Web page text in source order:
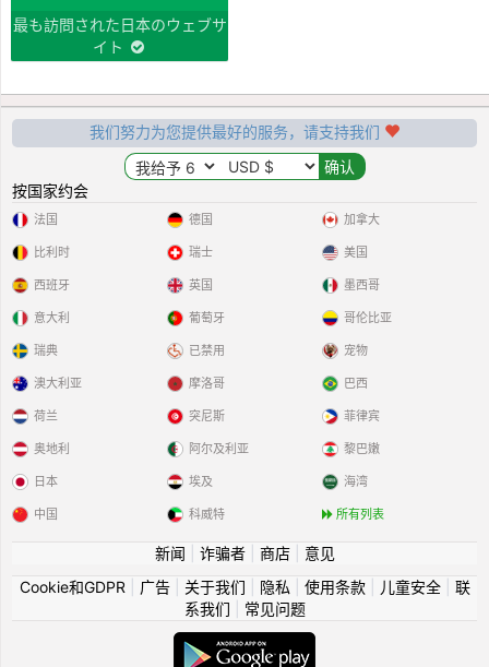
最も訪問された日本のウェブサ
イト
我们努力为您提供最好的服务，请支持我们
按国家约会
法国
比利时
西班牙
意大利
瑞典
德国
瑞士
英国
葡萄牙
已禁用
加拿大
美国
墨西哥
哥伦比亚
宠物
澳大利亚
荷兰
奥地利
日本
中国
摩洛哥
突尼斯
阿尔及利亚
埃及
科威特
巴西
菲律宾
黎巴嫩
海湾
所有列表
新闻 诈骗者| 商店| 意见
Cookie和GDPR
广告| 关于我们 隐私 使用条款| 儿童安全| 联
系我们
常见问题